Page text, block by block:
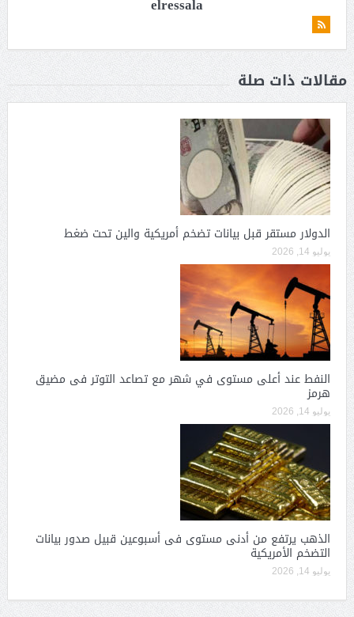
مقالات ذات صلة
الدولار مستقر قبل بيانات تضخم أمريكية والين تحت ضغط
يوليو 14, 2026
النفط عند أعلى مستوى في شهر مع تصاعد التوتر فى مضيق
هرمز
يوليو 14, 2026
الذهب يرتفع من أدنى مستوى فى أسبوعين قبيل صدور بيانات
التضخم الأمريكية
يوليو 14, 2026